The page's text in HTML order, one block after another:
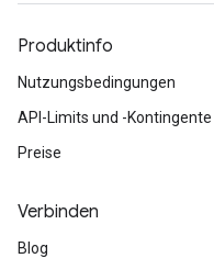
Produktinfo
Nutzungsbedingungen
API-Limits und -Kontingente
Preise
Verbinden
Blog